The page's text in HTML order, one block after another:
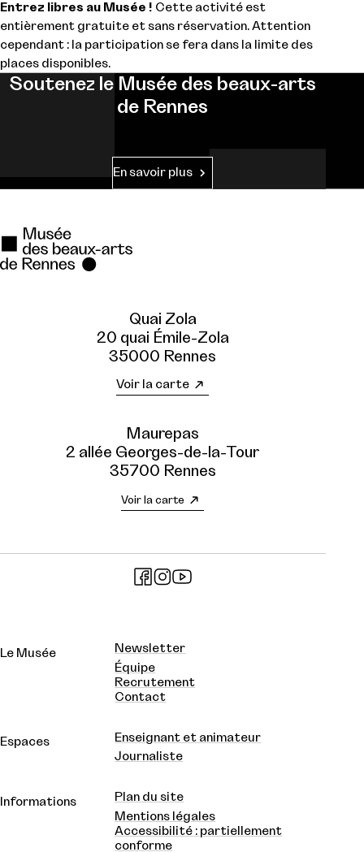
Entrez libres au Musée ! Cette activité est
entièrement gratuite et sans réservation. Attention
cependant : la participation se fera dans la limite des
places disponibles.
Soutenez le Musée des beaux-arts
de Rennes
En savoir plus
Quai Zola
20 quai Émile-Zola
35000 Rennes
Voir la carte
Maurepas
2 allée Georges-de-la-Tour
35700 Rennes
Voir la carte
Le Musée
Newsletter
Équipe
Recrutement
Contact
Espaces
Enseignant et animateur
Journaliste
Informations
Plan du site
Mentions légales
Accessibilité : partiellement
conforme